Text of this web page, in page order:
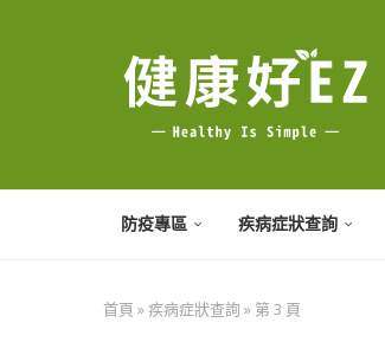
防疫專區 疾病症狀查詢
首頁 »疾病症狀查詢 » 第 3 頁